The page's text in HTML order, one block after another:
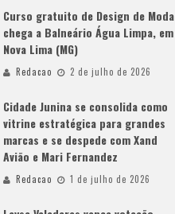
Curso gratuito de Design de Moda
chega a Balneário Água Limpa, em
Nova Lima (MG)
Redacao 2 de julho de 2026
Cidade Junina se consolida como
vitrine estratégica para grandes
marcas e se despede com Xand
Avião e Mari Fernandez
Redacao 1 de julho de 2026